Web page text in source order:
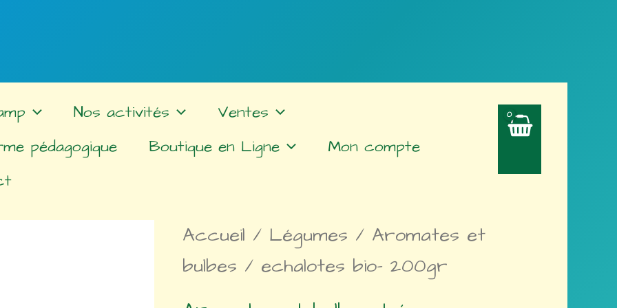
Nos activités
Ventes
pédagogique
Boutique en Ligne
Mon compte
Accueil / Légumes / Aromates et
bulbes / echalotes bio- 200gr